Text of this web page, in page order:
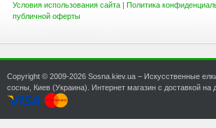
Условия использования сайта | Политика
публичной оферты
Copyright © 2009-2026 Sosna.kiev.ua − Искусственные
сосны, Киев (Украина). Интернет магазин с доставкой на